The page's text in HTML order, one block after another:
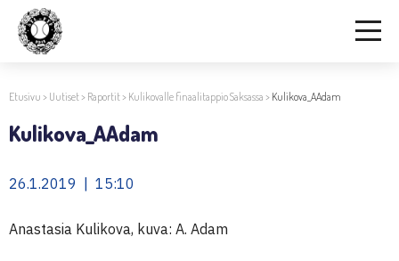
Etusivu > Uutiset> Raportit> Kulikovalle finaalitappio Saksassa > Kulikova_AAdam
Kulikova_AAdam
26.1.2019 | 15:10
Anastasia Kulikova, kuva: A. Adam